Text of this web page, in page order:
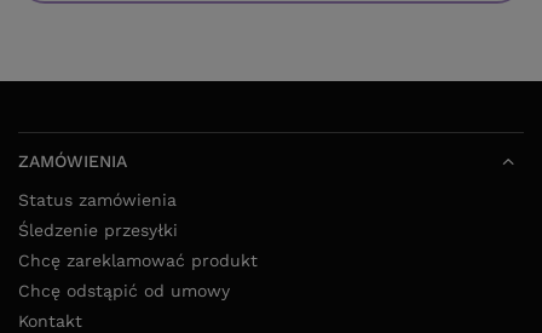
ZAMÓWIENIA
Status zamówienia
Śledzenie przesyłki
Chcę zareklamować produkt
Chcę odstąpić od umowy
Kontakt